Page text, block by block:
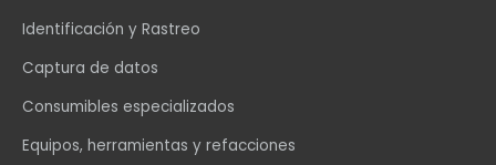
Identificación y Rastreo
Captura de datos
Consumibles especializados
Equipos, herramientas y refacciones